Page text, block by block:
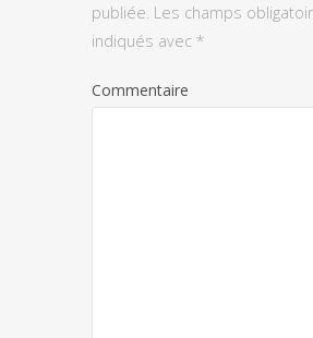
publiée. Les champs
indiqués avec *
Commentaire